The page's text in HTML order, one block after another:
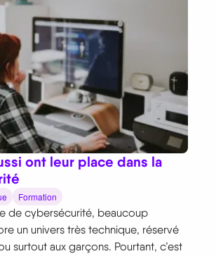
ont leur place dans la
Formation
de cybersécurité, beaucoup
un univers très technique, réservé
surtout aux garçons. Pourtant, c’est